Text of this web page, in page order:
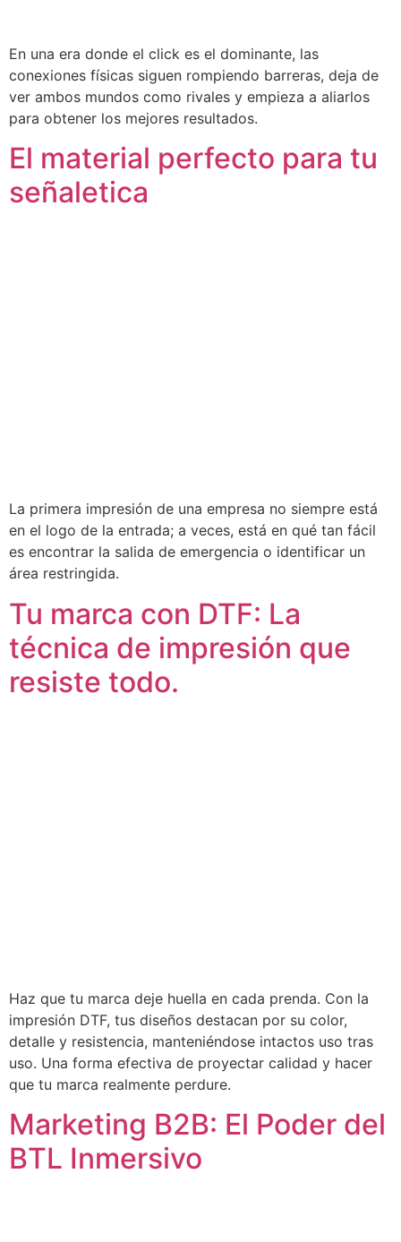
En una era donde el click es el dominante, las
conexiones físicas siguen rompiendo barreras, deja de
ver ambos mundos como rivales y empieza a aliarlos
para obtener los mejores resultados.
El material perfecto para tu
señaletica
La primera impresión de una empresa no siempre está
en el logo de la entrada; a veces, está en qué tan fácil
es encontrar la salida de emergencia o identificar un
área restringida.
Tu marca con DTF: La
técnica de impresión que
resiste todo.
Haz que tu marca deje huella en cada prenda. Con la
impresión DTF, tus diseños destacan por su color,
detalle y resistencia, manteniéndose intactos uso tras
uso. Una forma efectiva de proyectar calidad y hacer
que tu marca realmente perdure.
Marketing B2B: El Poder del
BTL Inmersivo